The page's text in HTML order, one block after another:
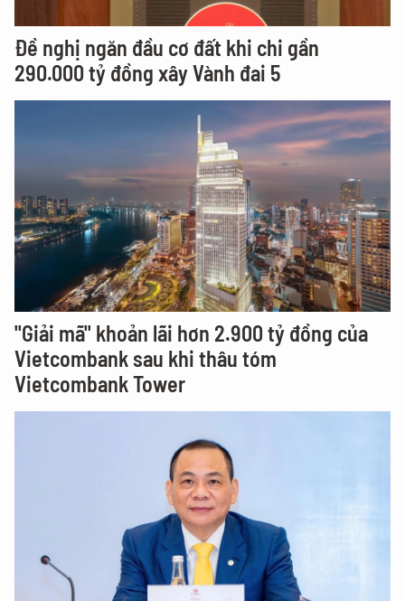
Đề nghị ngăn đầu cơ đất khi chi gần
290.000 tỷ đồng xây Vành đai 5
"Giải mã" khoản lãi hơn 2.900 tỷ đồng của
Vietcombank sau khi thâu tóm
Vietcombank Tower